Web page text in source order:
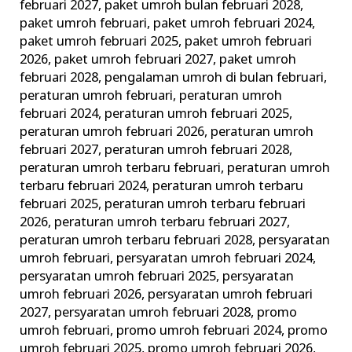
februari 2027, paket umroh bulan februari 2028,
paket umroh februari, paket umroh februari 2024,
paket umroh februari 2025, paket umroh februari
2026, paket umroh februari 2027, paket umroh
februari 2028, pengalaman umroh di bulan februari,
peraturan umroh februari, peraturan umroh
februari 2024, peraturan umroh februari 2025,
peraturan umroh februari 2026, peraturan umroh
februari 2027, peraturan umroh februari 2028,
peraturan umroh terbaru februari, peraturan umroh
terbaru februari 2024, peraturan umroh terbaru
februari 2025, peraturan umroh terbaru februari
2026, peraturan umroh terbaru februari 2027,
peraturan umroh terbaru februari 2028, persyaratan
umroh februari, persyaratan umroh februari 2024,
persyaratan umroh februari 2025, persyaratan
umroh februari 2026, persyaratan umroh februari
2027, persyaratan umroh februari 2028, promo
umroh februari, promo umroh februari 2024, promo